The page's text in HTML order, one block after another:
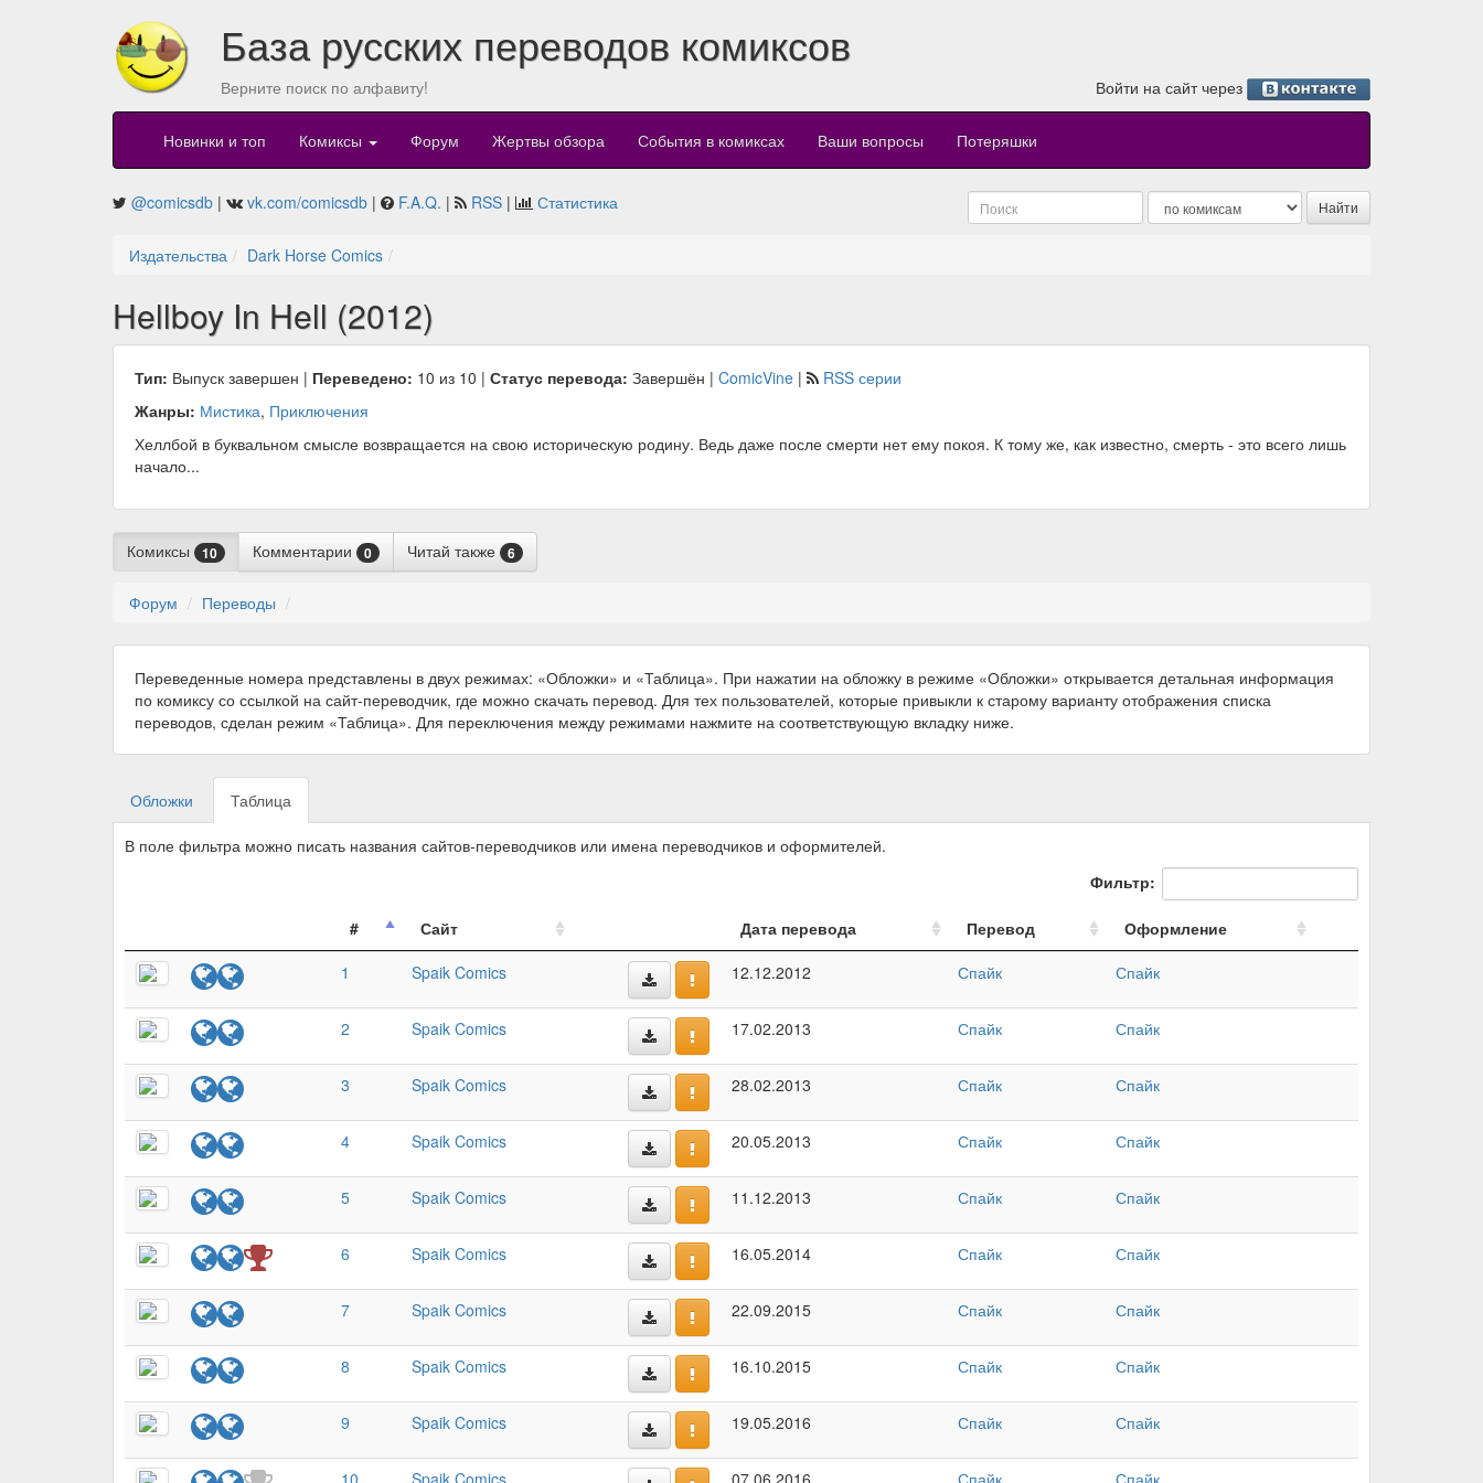
База русских переводов комиксов
Верните поиск по алфавиту! Войти на сайт через
Новинки и топ Комиксы Форум Жертвы обзора События в комиксах Ваши вопросы Потеряшки
@comicsdb | vk.com/comicsdb | F.A.Q. | RSS | Статистика
Издательства Dark Horse Comics
Hellboy In Hell (2012)
Тип: Выпуск завершен | Переведено: 10 из 10 | Статус перевода: Завершён | ComicVine |
RSS серии
Жанры: Мистика, Приключения
Хеллбой в буквальном смысле возвращается на свою историческую родину. Ведь даже после смерти нет ему покоя. К тому же, как известно, смерть - это всего лишь
начало...
Комиксы 10 Комментарии 0 Читай также 6
Форум Переводы
Переведенные номера представлены в двух режимах: «Обложки» и «Таблица». При нажатии на обложку в режиме «Обложки» открывается детальная информация
по комиксу со ссылкой на сайт-переводчик, где можно скачать перевод. Для тех пользователей, которые привыкли к старому варианту отображения списка
переводов, сделан режим «Таблица». Для переключения между режимами нажмите на соответствующую вкладку ниже.
Обложки Таблица
В поле фильтра можно писать названия сайтов-переводчиков или имена переводчиков и оформителей.
Фильтр:
# Сайт Дата перевода Перевод
Оформление
1
Spaik Comics 12.12.2012 Спайк Спайк
2 Spaik Comics 17.02.2013 Спайк Спайк
3 Spaik Comics 28.02.2013 Спайк Спайк
4 Spaik Comics 20.05.2013 Спайк Спайк
5 Spaik Comics 11.12.2013 Спайк Спайк
6 Spaik Comics 16.05.2014 Спайк Спайк
7 Spaik Comics 22.09.2015 Спайк Спайк
8 Spaik Comics 16.10.2015 Спайк Спайк
9 Spaik Comics 19.05.2016 Спайк Спайк
10 Spaik Comics 07.06.2016 Спайк Спайк